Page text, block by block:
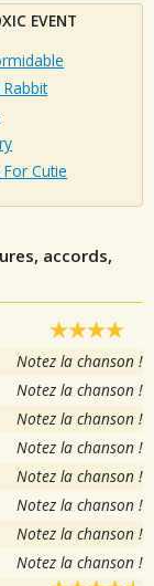
EVENT
Cutie
accords,
Notez la chanson !
Notez la chanson !
Notez la chanson !
Notez la chanson !
Notez la chanson !
Notez la chanson !
Notez la chanson !
Notez la chanson !